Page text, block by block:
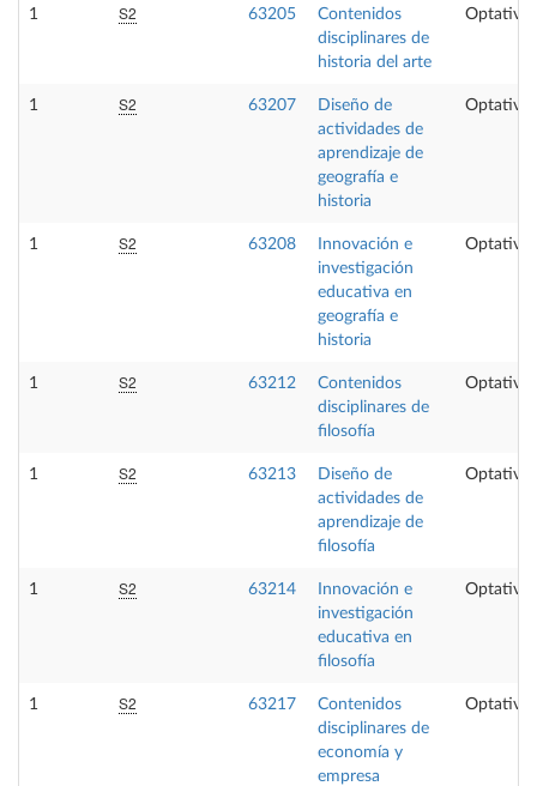
1 S2 63205
Contenidos
disciplinares de
historia del arte
Optativa
1 S2 63207
Diseño de
actividades de
aprendizaje de
geografía e
historia
Optativa
1 S2 63208
Innovación e
investigación
educativa en
geografía e
historia
Optativa
1 S2 63212
Contenidos
disciplinares de
filosofía
Optativa
1 S2 63213
Diseño de
actividades de
aprendizaje de
filosofía
Optativa
1 S2 63214
Innovación e
investigación
educativa en
filosofía
Optativa
1 S2 63217
Contenidos
disciplinares de
economía y
empresa
Optativa